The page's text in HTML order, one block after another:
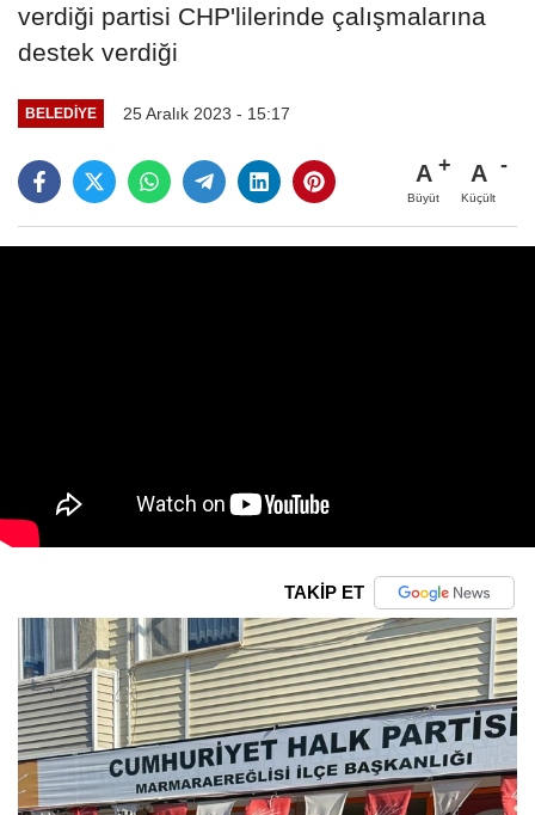
verdiği partisi CHP'lilerinde çalışmalarına
destek verdiği
BELEDIYE 25 Aralık 2023 - 15:17
A
Büyüt
A
Küçült
TAKİP ET